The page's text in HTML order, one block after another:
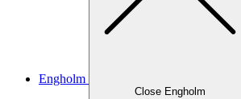
Engholm
Close Engholm